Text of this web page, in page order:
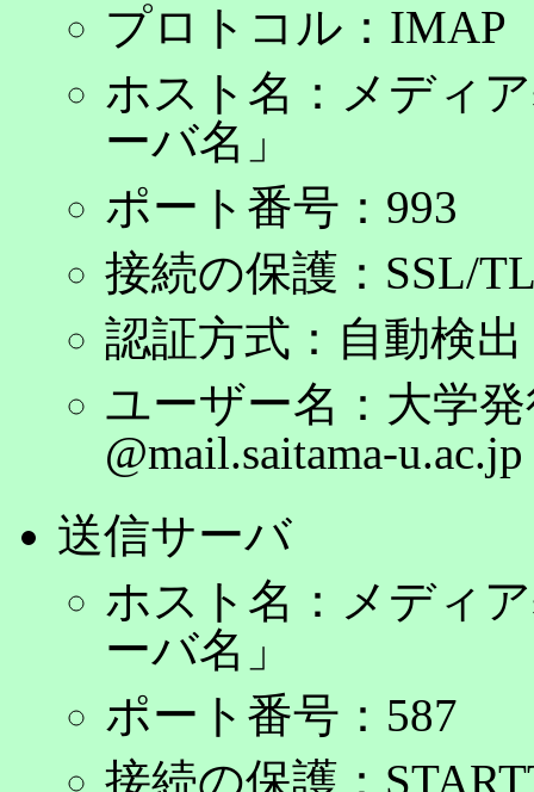
プロトコル：IMAP
ホスト名：メディ
ーバ名」
ポート番号：993
接続の保護：SSL/
認証方式：自動検出
ユーザー名：大学
@mail.saitama-
送信サーバ
ホスト名：メディ
ーバ名」
ポート番号：587
接続の保護：